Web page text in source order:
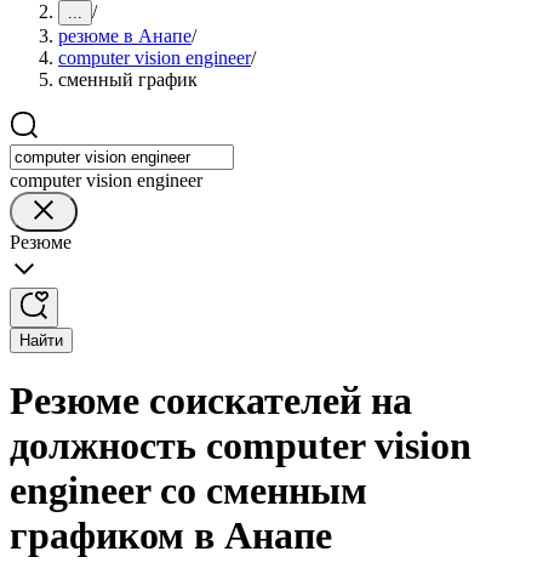
... /
резюме в Анапе/
computer vision engineer/
сменный график
computer vision engineer
Резюме
Найти
Резюме соискателей на
должность computer vision
engineer со сменным
графиком в Анапе